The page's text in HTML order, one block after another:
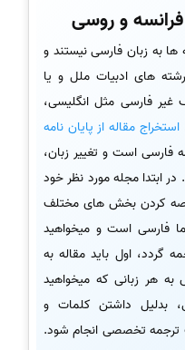
فرانسه و روسی
ها به زبان فارسی نیستند و
های ادبیات ملل و یا
غیر فارسی مثل انگلیسی،
استخراج مقاله از پایان نامه
فارسی است و تغییر زبان،
ابتدا مجله مورد نظر خود
کردن بخش های مختلف
فارسی است و میخواهید
گردد، اول باید مقاله به
هر زبانی که میخواهید
بدلیل داشتن کلمات و
تخصصی انجام شود.